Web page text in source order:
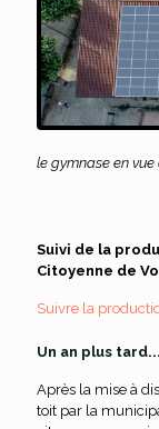
le gymnase en
Suivi de la
Citoyenne de
Suivre la
Un an plus tard...
Après la mise à
toit par la